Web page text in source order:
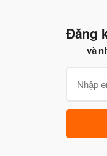
Đăng
và